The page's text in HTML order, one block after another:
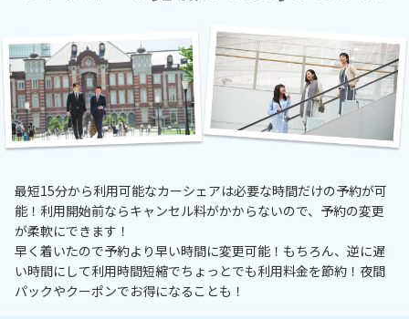
最短15分から利用可能なカーシェアは必要な時間だけの予約が可
能！利用開始前ならキャンセル料がかからないので、予約の変更
が柔軟にできます！
早く着いたので予約より早い時間に変更可能！もちろん、逆に遅
い時間にして利用時間短縮でちょっとでも利用料金を節約！夜間
パックやクーポンでお得になることも！